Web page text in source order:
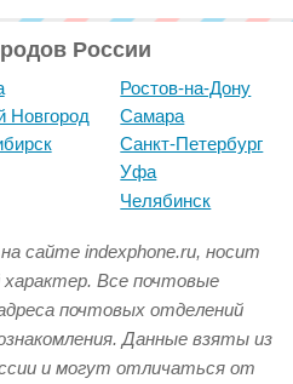
России
Новгород
Ростов-на-Дону
Самара
Санкт-Петербург
Уфа
Челябинск
сайте indexphone.ru, носит
характер. Все почтовые
почтовых отделений
Данные взяты из
и могут отличаться от